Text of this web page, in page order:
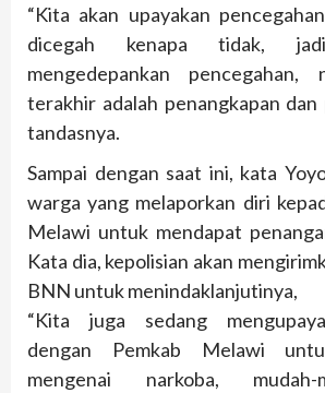
“Kita akan upayakan
dicegah kenapa tidak,
mengedepankan pencegahan,
terakhir adalah penangkapan dan
tandasnya.
Sampai dengan saat ini, kata
warga yang melaporkan diri
Melawi untuk mendapat
Kata dia, kepolisian akan
BNN untuk menindaklanjutinya,
“Kita juga sedang
dengan Pemkab Melawi
mengenai narkoba, mudah-